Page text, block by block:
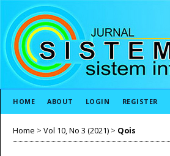
HOME ABOUT LOGIN REGISTER
Home > Vol 10, No 3 (2021) > Qois